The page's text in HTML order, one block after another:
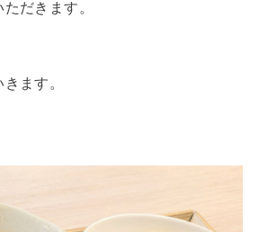
だきます。
ます。